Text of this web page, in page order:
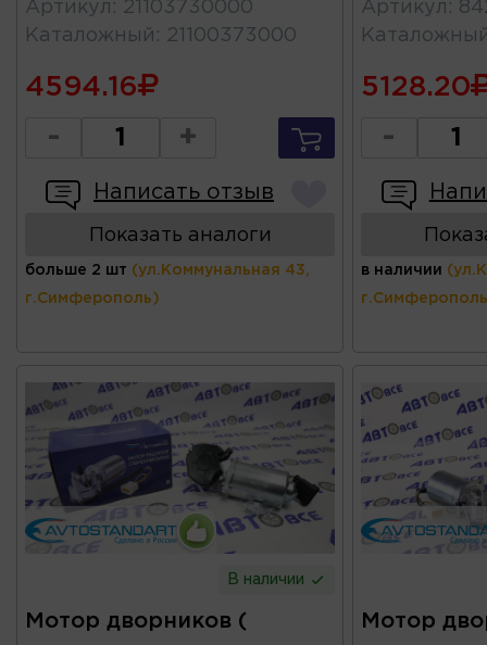
Артикул : 21103730000
Каталожный : 21100373000
4594.16
- +
Написать отзыв
Показать аналоги
больше 2 шт (ул.Коммунальная 43,
г.Симферополь)
Артикул :
5128.20
-
в наличии
В наличии
Мотор дворников (
Мотор